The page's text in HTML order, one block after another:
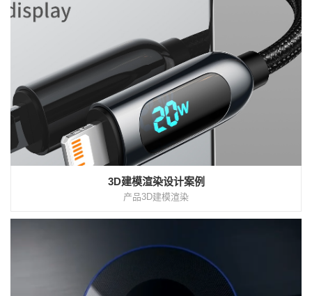
3D建模渲染设计案例
产品3D建模渲染